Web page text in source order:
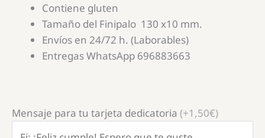
Contiene gluten
Tamaño del Finipalo 130 x10 mm.
Envíos en 24/72 h. (Laborables)
Entregas WhatsApp 696883663
Mensaje para tu tarjeta dedicatoria (+1,50€)